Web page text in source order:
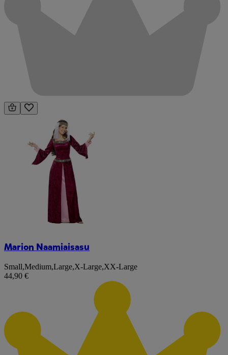
Marion Naamiaisasu
Small,Medium,Large,X-Large,XX-Large
44,90 €